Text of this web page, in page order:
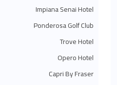
◄أبريل 2023 (29)
◄مارس 2023 (86)
◄فبراير 2023 (42)
◄يناير 2023
◄
2022
(575)
◄ديسمبر 2022
◄أكتوبر 2022 (35)
Impiana Senai Hotel
Ponderosa Golf Club
Trove Hotel
Opero Hotel
Capri By Fraser